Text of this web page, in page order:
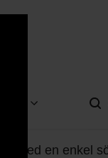
med en enkel
AT 4028B40-